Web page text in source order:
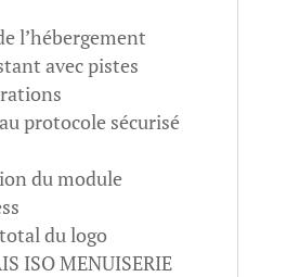
l’hébergement
avec pistes
protocole sécurisé
du module
du logo
ISO MENUISERIE